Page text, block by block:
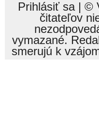
Prihlásiť sa| ©
čitateľov
vymazané.
smerujú k